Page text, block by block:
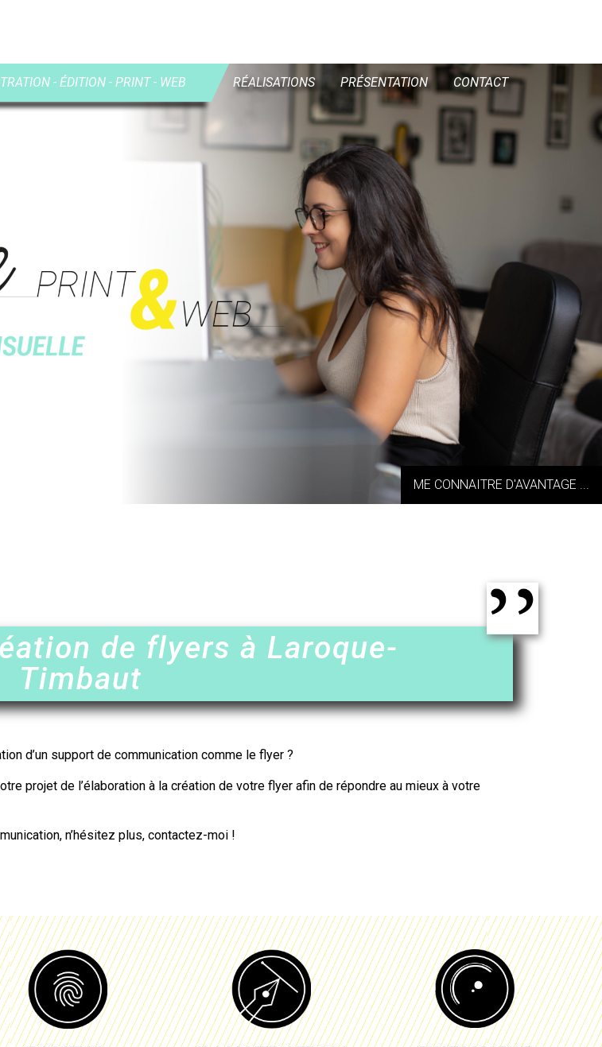
- ÉDITION - PRINT - WEB RÉALISATIONS PRÉSENTATION CONTACT
ME CONNAITRE D'AVANTAGE ...
de flyers à Laroque-
Timbaut
d’un support de communication comme le flyer ?
projet de l’élaboration à la création de votre flyer afin de répondre au mieux à votre
n’hésitez plus, contactez-moi !